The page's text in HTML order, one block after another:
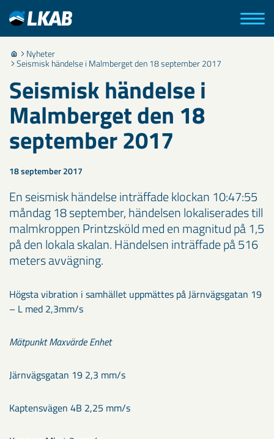
Nyheter
Seismisk händelse i Malmberget den 18 september 2017
Seismisk händelse i
Malmberget den 18
september 2017
18 september 2017
En seismisk händelse inträffade klockan 10:47:55
måndag 18 september, händelsen lokaliserades till
malmkroppen Printzsköld med en magnitud på 1,5
på den lokala skalan. Händelsen inträffade på 516
meters avvägning.
Högsta vibration i samhället uppmättes på Järnvägsgatan 19
– L med 2,3mm/s
Mätpunkt Maxvärde Enhet
Järnvägsgatan 19 2,3 mm/s
Kaptensvägen 4B 2,25 mm/s